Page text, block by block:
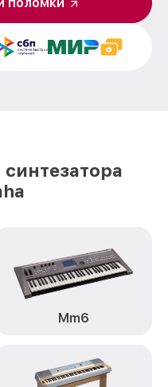
от 1500₽
влаги
от 1500₽
от 1000₽
от 2000₽
Mm6